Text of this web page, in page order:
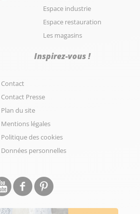
Espace industrie
Espace restauration
Les magasins
Inspirez-vous !
Contact
Contact Presse
Plan du site
Mentions légales
Politique des cookies
Données personnelles